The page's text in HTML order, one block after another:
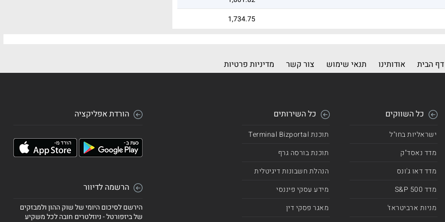
1,734.75
1,090.71
1,057.68
דף הבית אודותינו תנאי שימוש צור קשר מדיניות פרטיות
כל השווקים
ישראליות בחו"ל
מדד נאסד"ק
מדד דאו ג'ונס
מדד 500 S&P
מניות ארביטראז'
כל השירותים
תוכנת Terminal Bizportal
תוכנת בורסה גרף
הנהלת חשבונות דיגיטלית
מידע עסקי פיננסי
מאגר פסקי דין
הורדת אפליקציה
הרשמה לדיוור
הירשם לסיכום היומי של שוק ההון ולמבזקים
של ביזפורטל - ניוזלטרים חובה לכל משקיע